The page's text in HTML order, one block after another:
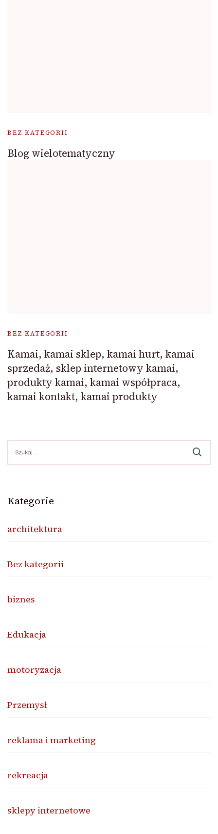
BEZ KATEGORII
Blog wielotematyczny
BEZ KATEGORII
Kamai, kamai sklep, kamai hurt, kamai
sprzedaż, sklep internetowy kamai,
produkty kamai, kamai współpraca,
kamai kontakt, kamai produkty
Kategorie
architektura
Bez kategorii
biznes
Edukacja
motoryzacja
Przemysł
reklama i marketing
rekreacja
sklepy internetowe